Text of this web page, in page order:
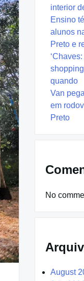
interior
Ensino
alunos
Preto e
quando
Van
em
Preto
No
August